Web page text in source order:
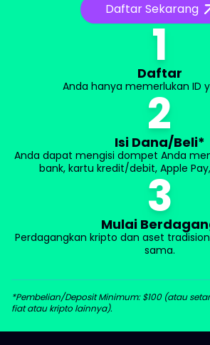
Daftar Sekarang
1
Daftar
Anda hanya memerlukan ID
2
Isi Dana/Beli*
Anda dapat mengisi dompet Anda
bank, kartu kredit/debit, Apple
3
Mulai
Perdagangkan kripto dan aset
sama.
*Pembelian/Deposit Minimum: $100 (atau
fiat atau kripto lainnya).